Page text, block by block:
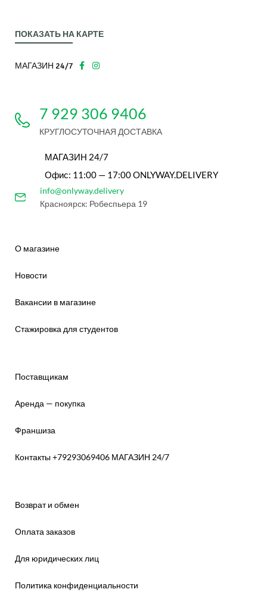
ПОКАЗАТЬ НА КАРТЕ
МАГАЗИН 24/7
7 929 306 9406
КРУГЛОСУТОЧНАЯ ДОСТАВКА
МАГАЗИН 24/7
Офис: 11:00 — 17:00 ONLYWAY.DELIVERY
info@onlyway.delivery
Красноярск: Робеспьера 19
О магазине
Новости
Вакансии в магазине
Стажировка для студентов
Поставщикам
Аренда — покупка
Франшиза
Контакты +79293069406 МАГАЗИН 24/7
Возврат и обмен
Оплата заказов
Для юридических лиц
Политика конфиденциальности